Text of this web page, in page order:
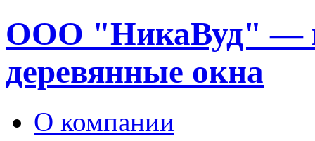
ООО "НикаВуд" —
деревянные окна
О компании